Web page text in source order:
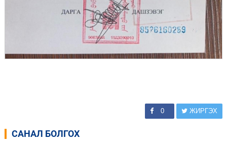
0 ЖИРГЭХ
САНАЛ БОЛГОХ